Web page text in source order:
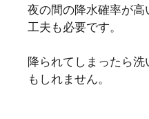
夜の間の降水確率が
工夫も必要です。
降られてしまったら
もしれません。